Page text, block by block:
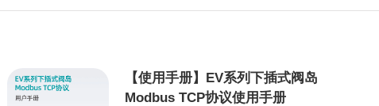
【使用手册】EV系列下插式阀岛
Modbus TCP协议使用手册